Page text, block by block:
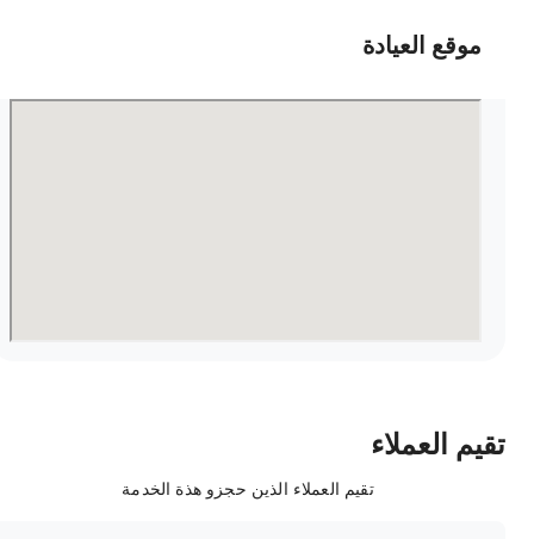
موقع العيادة
العملاء
تقيم العملاء الذين حجزو هذة الخدمة